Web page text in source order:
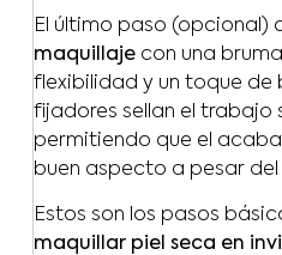
El último paso (opcional)
maquillajecon una
flexibilidad y un toque de
fijadores sellan el trabajo
permitiendo que el
buen aspecto a pesar del
Estos son los pasos
maquillar piel seca en